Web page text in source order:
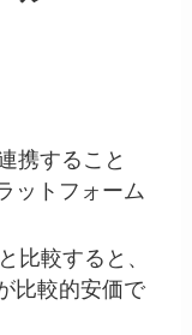
携すること
ットフォーム
比較すると、
比較的安価で